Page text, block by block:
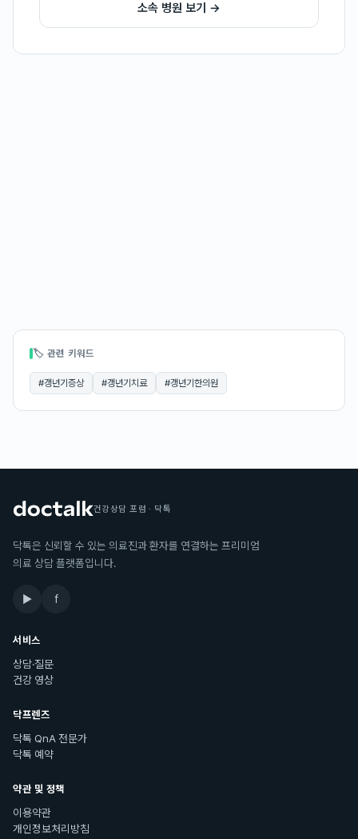
소속 병원 보기 →
🏷 관련 키워드
#갱년기증상 #갱년기치료 #갱년기한의원
건강상담 포럼 · 닥톡
닥톡은 신뢰할 수 있는 의료진과 환자를 연결하는 프리미엄
의료 상담 플랫폼입니다.
▶ f
서비스
상담·질문
건강 영상
닥프렌즈
닥톡 QnA 전문가
닥톡 예약
약관 및 정책
이용약관
개인정보처리방침